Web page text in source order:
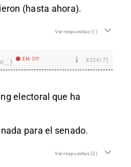
(hasta ahora).
Ver respuestas(1)
EM Off #324172
electoral que ha
para el senado.
Ver respuestas(2)